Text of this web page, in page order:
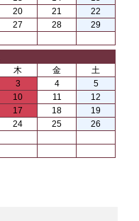
20 21
22
27 28
29
木 金
土
3 4
5
10 11
12
17 18
19
24 25
26